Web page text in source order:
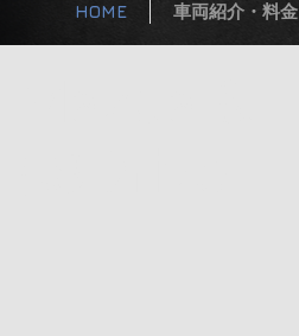
HOME 車両紹介・料金